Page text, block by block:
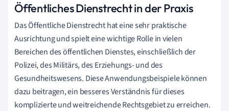
Öffentliches Dienstrecht in der Praxis
Das Öffentliche Dienstrecht hat eine sehr praktische
Ausrichtung und spielt eine wichtige Rolle in vielen
Bereichen des öffentlichen Dienstes, einschließlich der
Polizei, des Militärs, des Erziehungs- und des
Gesundheitswesens. Diese Anwendungsbeispiele können
dazu beitragen, ein besseres Verständnis für dieses
komplizierte und weitreichende Rechtsgebiet zu erreichen.